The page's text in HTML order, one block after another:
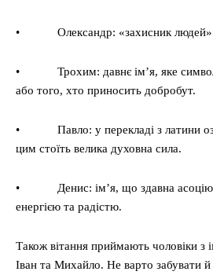
• Олександр: «захисник
• Трохим: давнє ім’я, яке
або того, хто приносить добробут.
• Павло: у перекладі з латини
цим стоїть велика духовна сила.
• Денис: ім’я, що здавна
енергією та радістю.
Також вітання приймають чоловіки
Іван та Михайло. Не варто забувати й